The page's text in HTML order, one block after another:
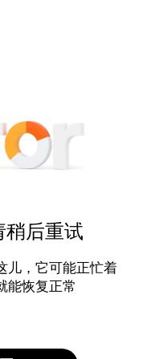
稍后重试
儿，它可能正忙着
能恢复正常